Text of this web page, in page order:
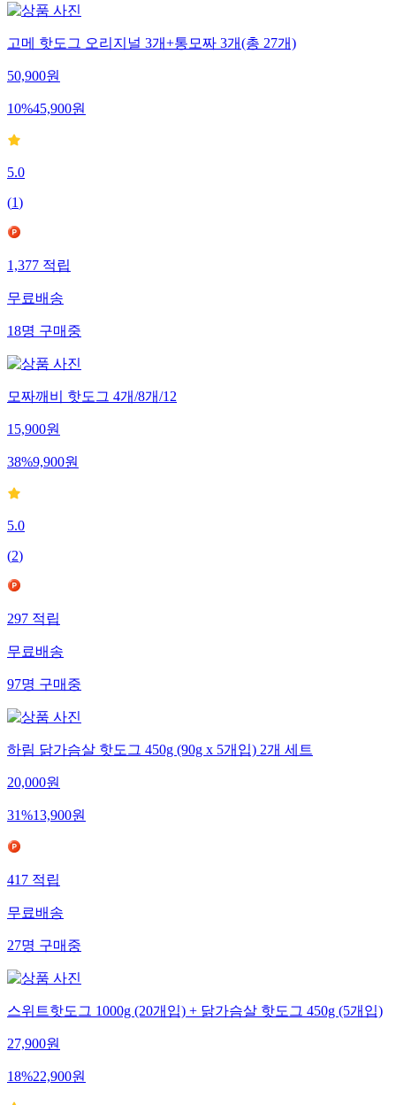
고메 핫도그 오리지널 3개+통모짜 3개(총 27개)
50,900원
10%45,900원
5.0
(1)
1,377적립
무료배송
18명구매중
모짜깨비 핫도그 4개/8개/12
15,900원
38%9,900원
5.0
(2)
297적립
무료배송
97명구매중
하림 닭가슴살 핫도그 450g (90g x 5개입) 2개 세트
20,000원
31%13,900원
417적립
무료배송
27명구매중
스위트핫도그 1000g (20개입) + 닭가슴살 핫도그 450g (5개입)
27,900원
18%22,900원